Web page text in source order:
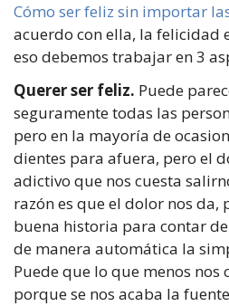
Cómo ser feliz sin importar
acuerdo con ella, la felicidad
eso debemos trabajar en 3
Querer ser feliz. Puede
seguramente todas las
pero en la mayoría de
dientes para afuera, pero el
adictivo que nos cuesta
razón es que el dolor nos da,
buena historia para contar
de manera automática la
Puede que lo que menos nos
porque se nos acaba la